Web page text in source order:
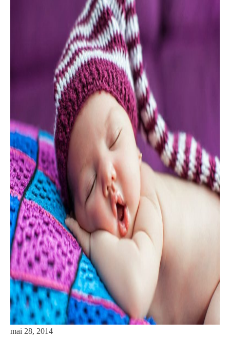
mai 28, 2014